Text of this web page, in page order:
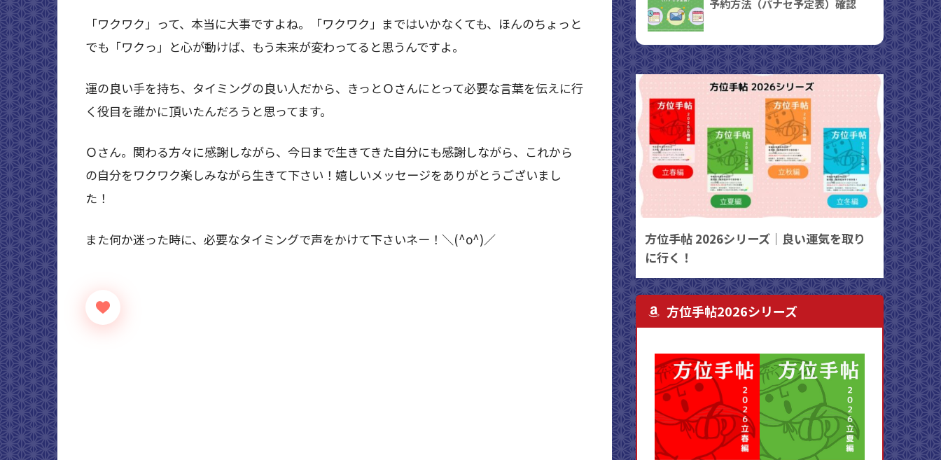
「ワクワク」って、本当に大事ですよね。「ワクワク」まではいかなくても、ほんのちょっと
でも「ワクっ」と心が動けば、もう未来が変わってると思うんですよ。
運の良い手を持ち、タイミングの良い人だから、きっとＯさんにとって必要な言葉を伝えに行
く役目を誰かに頂いたんだろうと思ってます。
Ｏさん。関わる方々に感謝しながら、今日まで生きてきた自分にも感謝しながら、これから
の自分をワクワク楽しみながら生きて下さい！嬉しいメッセージをありがとうございまし
た！
また何か迷った時に、必要なタイミングで声をかけて下さいネー！＼(^o^)／
予約方法（パナセ予定表）確認
方位手帖 2026シリーズ｜良い運気を取り
に行く！
方位手帖2026シリーズ